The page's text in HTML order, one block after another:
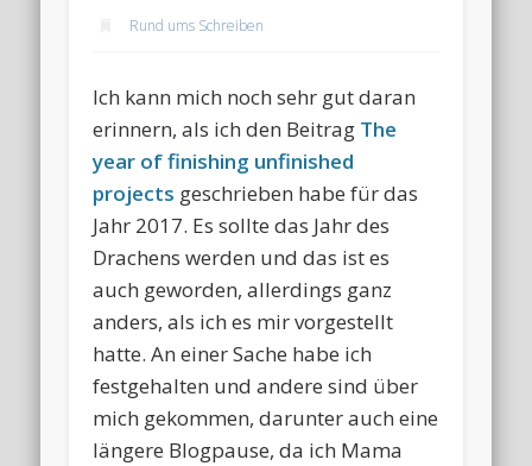
Rund ums Schreiben
Ich kann mich noch sehr gut daran
erinnern, als ich den Beitrag The
year of finishing unfinished
projects geschrieben habe für das
Jahr 2017. Es sollte das Jahr des
Drachens werden und das ist es
auch geworden, allerdings ganz
anders, als ich es mir vorgestellt
hatte. An einer Sache habe ich
festgehalten und andere sind über
mich gekommen, darunter auch eine
längere Blogpause, da ich Mama